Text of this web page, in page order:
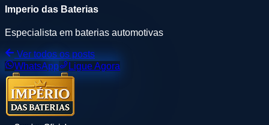
Imperio das Baterias
Especialista em baterias automotivas
Ver todos os posts
WhatsApp
Ligue Agora